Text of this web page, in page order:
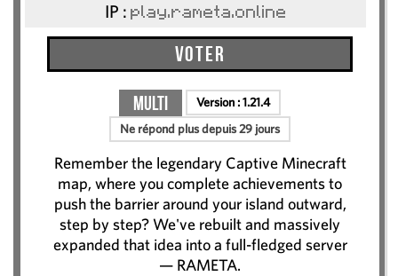
IP : play.rameta.online
Voter
Multi Version :1.21.4
Ne répond plus depuis 29 jours
Remember the legendary Captive Minecraft
map, where you complete achievements to
push the barrier around your island outward,
step by step? We've rebuilt and massively
expanded that idea into a full-fledged server
— RAMETA.